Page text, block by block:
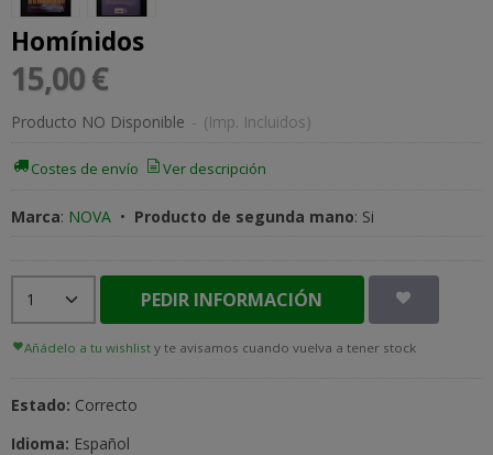
Homínidos
15,00 €
Producto NO Disponible - (Imp. Incluidos)
Costes de envío Ver descripción
Marca: NOVA • Producto de segunda mano: Si
PEDIR INFORMACIÓN
Añádelo a tu wishlist y te avisamos cuando vuelva a tener stock
Estado: Correcto
Idioma: Español